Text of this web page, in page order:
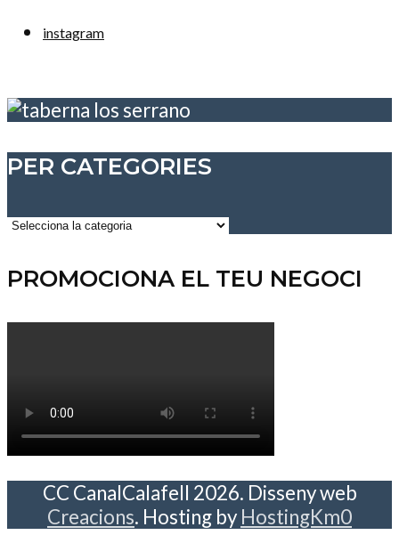
instagram
PER CATEGORIES
Per
PROMOCIONA EL TEU NEGOCI
CC CanalCalafell 2026. Disseny web
Creacions. Hosting by HostingKm0